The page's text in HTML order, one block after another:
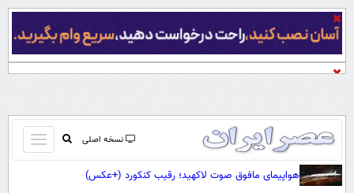
نسخه اصلی
باز
و
صفحه اول
هواپیمای مافوق صوت لاکهید؛ رقیب کنکورد (+عکس)